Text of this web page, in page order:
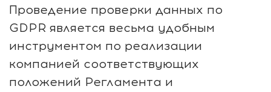
Проведение проверки данных по
GDPR является весьма удобным
инструментом по реализации
компанией соответствующих
положений Регламента и